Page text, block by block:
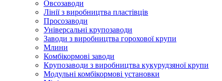
Овсозаводи
Лінії з виробництва пластівців
Просозаводи
Універсальні крупозаводи
Заводи з виробництва горохової крупи
Млини
Комбікормові заводи
Крупозаводи з виробництва кукурудзяної крупи
Модульні комбікормові установки